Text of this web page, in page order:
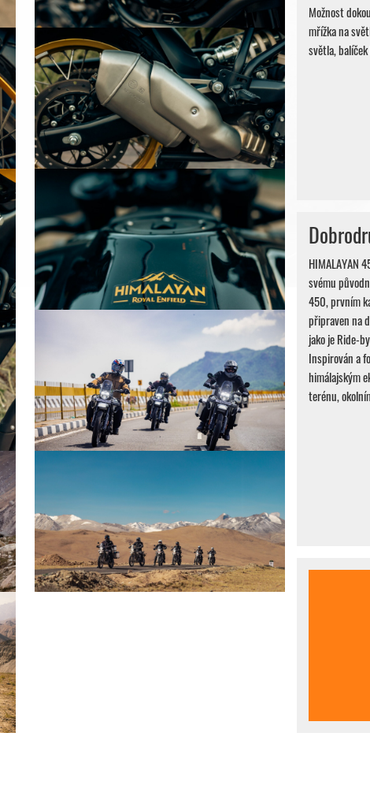
HIMALAYAN
svému
450, prvním
připraven na
jako je Ride-
Inspirován a
himálajským
terénu,
Možnost
mřížka na
světla, balíček